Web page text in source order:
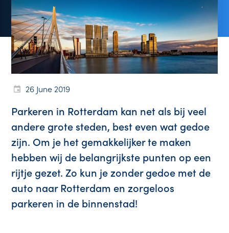
26 June 2019
Parkeren in Rotterdam kan net als bij veel
andere grote steden, best even wat gedoe
zijn. Om je het gemakkelijker te maken
hebben wij de belangrijkste punten op een
rijtje gezet.Zo kun je zonder gedoe met de
auto naar Rotterdam en zorgeloos
parkeren in de binnenstad!